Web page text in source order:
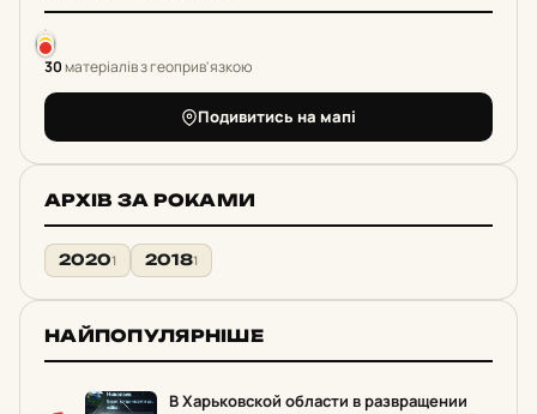
30матеріалів з геоприв'язкою
Подивитись на мапі
АРХІВ ЗА РОКАМИ
20201 20181
НАЙПОПУЛЯРНІШЕ
В Харьковской области в развращении